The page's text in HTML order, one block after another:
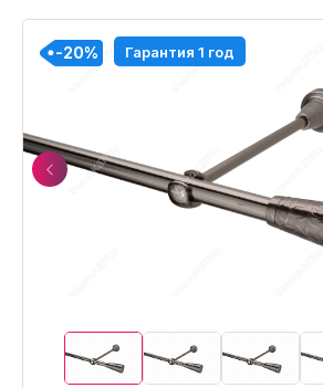
Previous
-20% Гарантия 1 год
-20%
-20%
-20%